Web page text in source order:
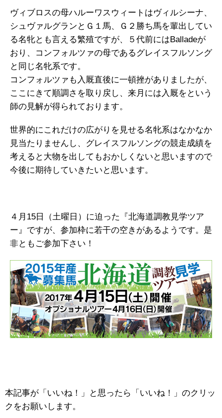
ヴィブロスの母ハルーワスウィートはヴィルシーナ、
シュヴァルグランとＧ１馬、Ｇ２勝ち馬を輩出してい
る名牝とも言える繁殖ですが、５代前にはBalladeが
おり、コンフォルツァの母であるグレイスフルソング
と同じ名牝系です。
コンフォルツァも入厩直後に一頓挫がありましたが、
ここにきて順調さを取り戻し、来月には入厩をという
師の見解が得られております。
世界的にこれだけの広がりを見せる名牝系はなかなか
見当たりませんし、グレイスフルソングの競走成績を
考えると大物を出してもおかしくないと思いますので
今後に期待していきたいと思います。
４月15日（土曜日）に迫った『北海道調教見学ツア
ー』ですが、参加枠に若干の空きがあるようです。是
非ともご参加下さい！
本記事が「いいね！」と思ったら「いいね！」のクリッ
クをお願いします。